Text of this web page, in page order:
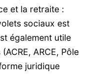
et la retraite :
sociaux est
également utile
ARCE, Pôle
juridique